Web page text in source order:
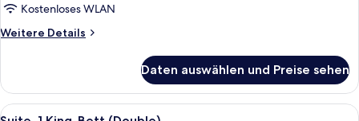
Kostenloses WLAN
Weitere Details
Weitere
Doppelzimmer,
Bergblick
Daten auswählen und Preise sehen
Alle
Ein Hotelzimmer mit Bett, Sofa,
6